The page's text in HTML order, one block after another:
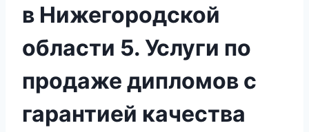
в Нижегородской
области 5. Услуги по
продаже дипломов с
гарантией качества